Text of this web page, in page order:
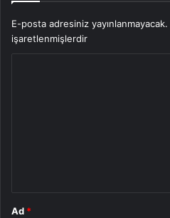
E-posta adresiniz yayınlanmayacak.
işaretlenmişlerdir
Ad *